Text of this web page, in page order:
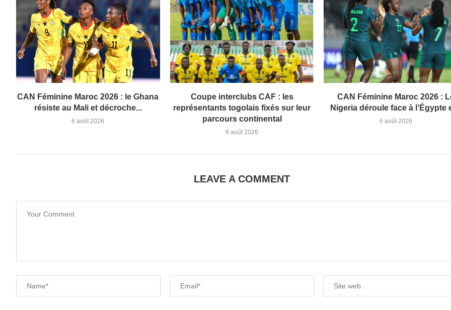
CAN Féminine Maroc 2026 : le Ghana
résiste au Mali et décroche...
6 août 2026
Coupe interclubs CAF : les
représentants togolais fixés sur leur
parcours continental
6 août 2026
CAN Féminine Maroc 2026 :
Nigeria déroule face à l’Égypte
6 août 2026
LEAVE A COMMENT